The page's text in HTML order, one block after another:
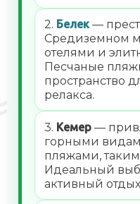
2. Белек—
Средиземном
отелями и
Песчаные
пространство
релакса.
3. Кемер —
горными
пляжами,
Идеальный
активный